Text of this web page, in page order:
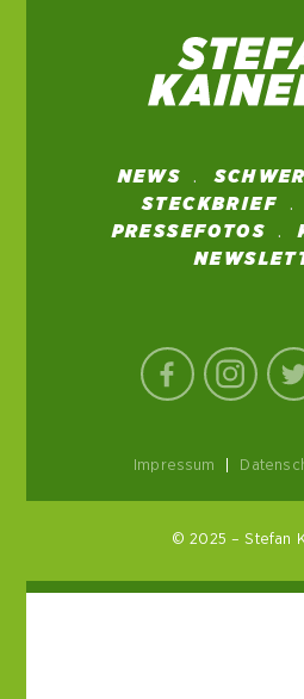
NEWS
STECKBRIEF
PRESSEFOTOS
Impressum
© 2025 – Stefan